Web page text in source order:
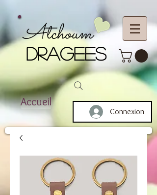
DRAGEES
Atchoum
Accueil
Connexion